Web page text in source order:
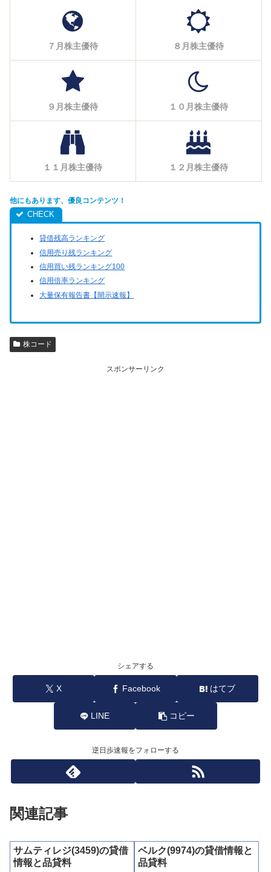
７月株主優待 ８月株主優待
９月株主優待 １０月株主優待
１１月株主優待 １２月株主優待
他にもあります、優良コンテンツ！
貸借残高ランキング
信用売り残ランキング
信用買い残ランキング100
信用倍率ランキング
大量保有報告書【開示速報】
株コード
スポンサーリンク
シェアする
X Facebook はてブ
LINE コピー
逆日歩速報をフォローする
関連記事
サムティレジ(3459)の貸借
情報と品貸料
ベルク(9974)の貸借情報と
品貸料